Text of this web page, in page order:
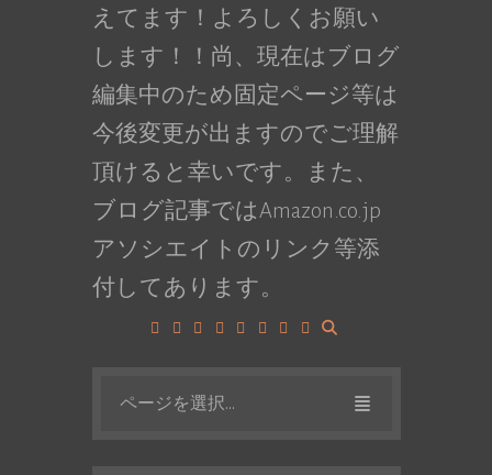
えてます！よろしくお願い
します！！尚、現在はブログ
編集中のため固定ページ等は
今後変更が出ますのでご理解
頂けると幸いです。また、
ブログ記事ではAmazon.co.jp
アソシエイトのリンク等添
付してあります。
ページを選択...